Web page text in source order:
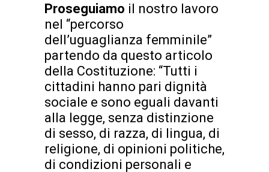
Proseguiamo il nostro lavoro
nel “percorso
dell’uguaglianza femminile”
partendo da questo articolo
della Costituzione: “Tutti i
cittadini hanno pari dignità
sociale e sono eguali davanti
alla legge, senza distinzione
di sesso, di razza, di lingua, di
religione, di opinioni politiche,
di condizioni personali e